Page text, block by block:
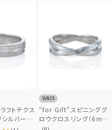
トテクス
ルバー
SV925
“for Gift”スピニンググ
ロウクロスリング（6mm
幅）/シルバー925